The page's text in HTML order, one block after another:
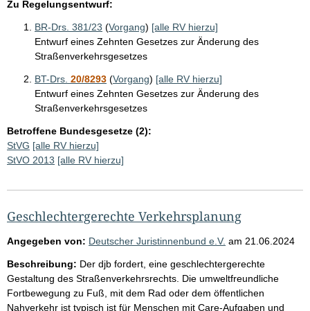
Zu Regelungsentwurf:
BR-Drs. 381/23 (Vorgang) [alle RV hierzu]
Entwurf eines Zehnten Gesetzes zur Änderung des
Straßenverkehrsgesetzes
BT-Drs. 20/8293 (Vorgang) [alle RV hierzu]
Entwurf eines Zehnten Gesetzes zur Änderung des
Straßenverkehrsgesetzes
Betroffene Bundesgesetze (2):
StVG [alle RV hierzu]
StVO 2013 [alle RV hierzu]
Geschlechtergerechte Verkehrsplanung
Angegeben von: Deutscher Juristinnenbund e.V. am 21.06.2024
Beschreibung: Der djb fordert, eine geschlechtergerechte
Gestaltung des Straßenverkehrsrechts. Die umweltfreundliche
Fortbewegung zu Fuß, mit dem Rad oder dem öffentlichen
Nahverkehr ist typisch ist für Menschen mit Care-Aufgaben und